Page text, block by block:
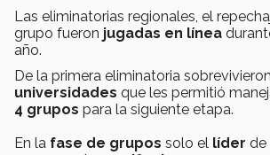
Las eliminatorias regionales, el
grupo fueron jugadas en línea
año.
De la primera eliminatoria sobrevivieron
universidades que les permitió
4 grupos para la siguiente etapa.
En la fase de grupos solo el líder de